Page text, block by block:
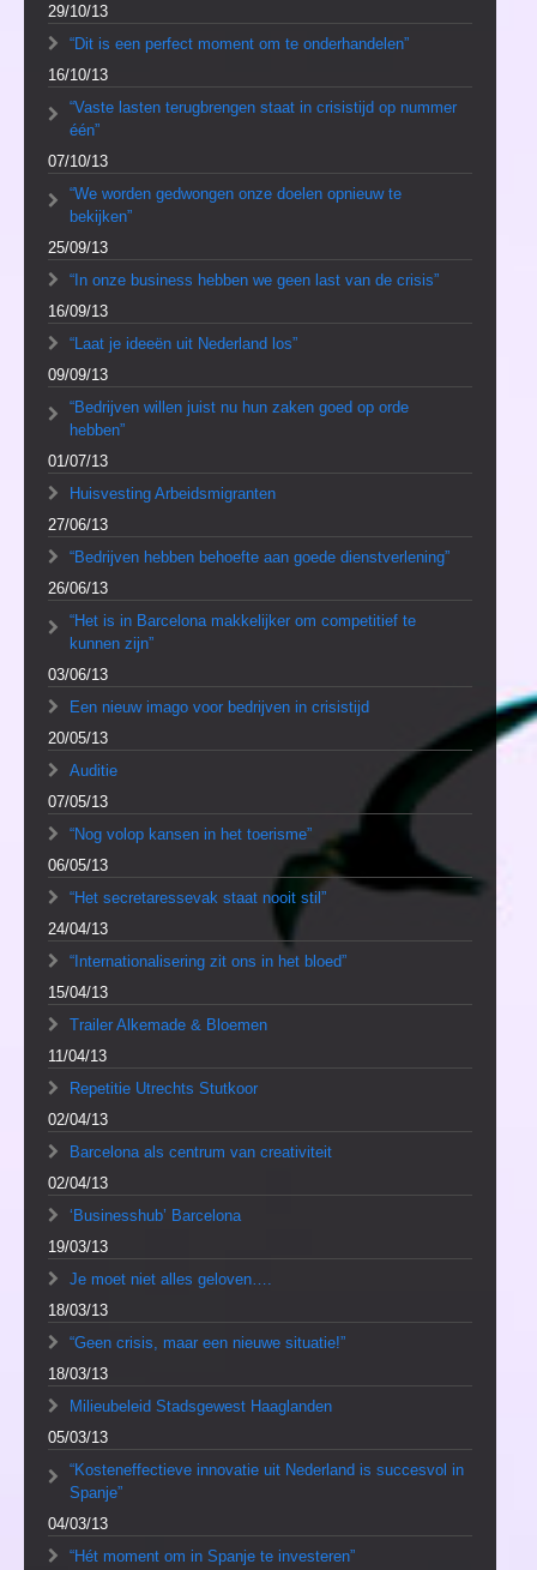
29/10/13
“Dit is een perfect moment om te onderhandelen”
16/10/13
“Vaste lasten terugbrengen staat in crisistijd op nummer
één”
07/10/13
“We worden gedwongen onze doelen opnieuw te
bekijken”
25/09/13
“In onze business hebben we geen last van de crisis”
16/09/13
“Laat je ideeën uit Nederland los”
09/09/13
“Bedrijven willen juist nu hun zaken goed op orde
hebben”
01/07/13
Huisvesting Arbeidsmigranten
27/06/13
“Bedrijven hebben behoefte aan goede dienstverlening”
26/06/13
“Het is in Barcelona makkelijker om competitief te
kunnen zijn”
03/06/13
Een nieuw imago voor bedrijven in crisistijd
20/05/13
Auditie
07/05/13
“Nog volop kansen in het toerisme”
06/05/13
“Het secretaressevak staat nooit stil”
24/04/13
“Internationalisering zit ons in het bloed”
15/04/13
Trailer Alkemade & Bloemen
11/04/13
Repetitie Utrechts Stutkoor
02/04/13
Barcelona als centrum van creativiteit
02/04/13
‘Businesshub’ Barcelona
19/03/13
Je moet niet alles geloven….
18/03/13
“Geen crisis, maar een nieuwe situatie!”
18/03/13
Milieubeleid Stadsgewest Haaglanden
05/03/13
“Kosteneffectieve innovatie uit Nederland is succesvol in
Spanje”
04/03/13
“Hét moment om in Spanje te investeren”